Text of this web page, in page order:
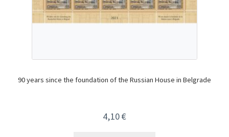
90 years since the foundation of the Russian House in Belgrade
4,10€